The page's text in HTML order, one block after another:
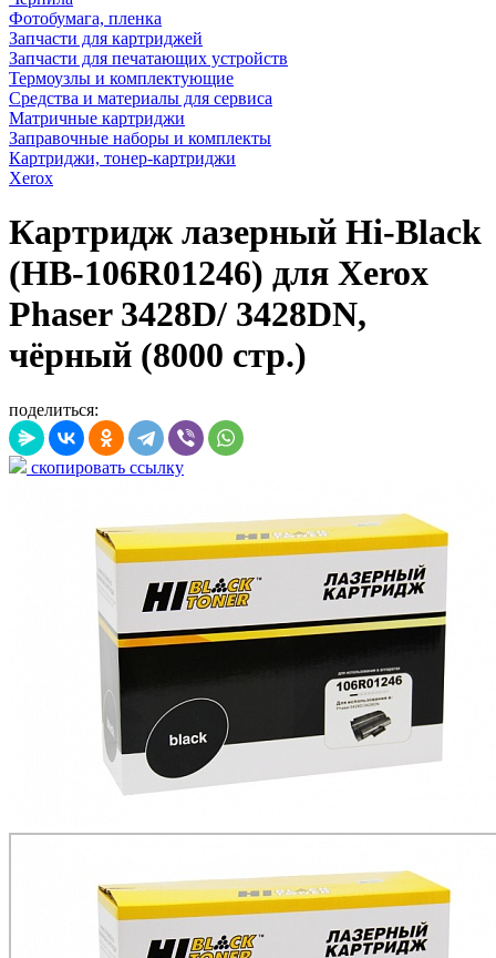
Фотобумага, пленка
Запчасти для картриджей
Запчасти для печатающих устройств
Термоузлы и комплектующие
Средства и материалы для сервиса
Матричные картриджи
Заправочные наборы и комплекты
Картриджи, тонер-картриджи
Xerox
Картридж лазерный Hi-Black
(HB-106R01246) для Xerox
Phaser 3428D/ 3428DN,
чёрный (8000 стр.)
поделиться:
скопировать ссылку